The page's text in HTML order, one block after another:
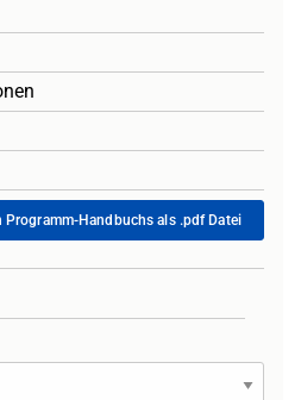
Programm-Handbuchs als .pdf Datei